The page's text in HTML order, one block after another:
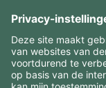
INTERESSANTE
MIDDELEN